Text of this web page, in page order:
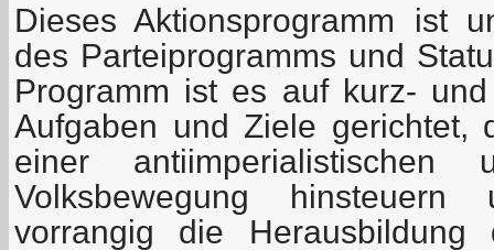
Dieses Aktionsprogramm ist
des Parteiprogramms und
Programm ist es auf kurz-
Aufgaben und Ziele gerichtet,
einer antiimperialistischen
Volksbewegung
vorrangig die Herausbildung